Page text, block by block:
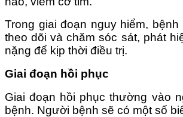
Trong giai đoạn nguy hiểm,
theo dõi và chăm sóc sát, phát
nặng để kịp thời điều trị.
Giai đoạn hồi phục
Giai đoạn hồi phục thường vào
bệnh. Người bệnh sẽ có một số